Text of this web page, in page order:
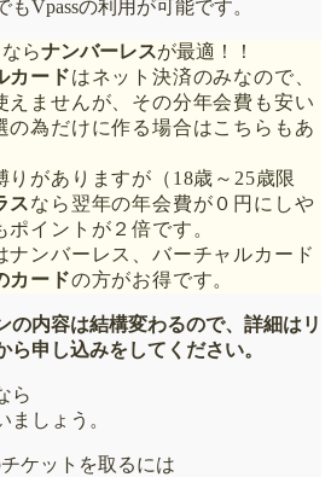
Vpassの利用が可能です。
らナンバーレスが最適！！
カードはネット決済のみなので、
えませんが、その分年会費も安い
の為だけに作る場合はこちらもあ
りがありますが（18歳～25歳限
スなら翌年の年会費が０円にしや
イントが２倍です。
ナンバーレス、バーチャルカード
カードの方がお得です。
内容は結構変わるので、詳細はリ
ら申し込みをしてください。
ら
ましょう。
ケットを取るには